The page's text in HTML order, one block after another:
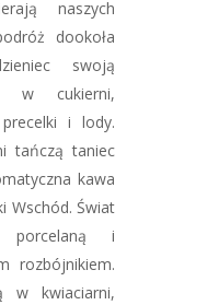
naszych
dookoła
swoją
w cukierni,
i lody.
tańczą taniec
kawa
Wschód. Świat
i
rozbójnikiem.
w kwiaciarni,